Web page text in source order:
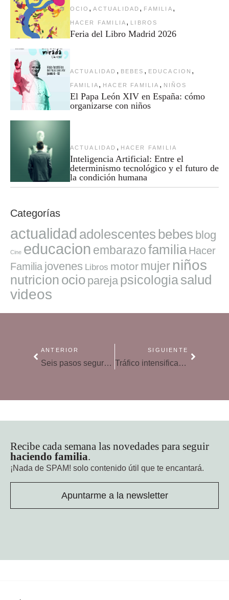
OCIO , ACTUALIDAD , FAMILIA ,
HACER FAMILIA , LIBROS
Feria del Libro Madrid 2026
ACTUALIDAD , BEBES , EDUCACION ,
FAMILIA , HACER FAMILIA , NIÑOS
El Papa León XIV en España: cómo
organizarse con niños
ACTUALIDAD , HACER FAMILIA
Inteligencia Artificial: Entre el
determinismo tecnológico y el futuro de
la condición humana
Categorías
actualidad adolescentes bebes blog
Cine educacion embarazofamilia Hacer
Familia jovenes Libros motor mujer niños
nutricion ocio pareja psicologiasalud
videos
ANTERIOR
Seis pasos seguros para mal educar a los hijos
SIGUIENTE
Tráfico intensifica los controles sobre el uso del cinturón y sillitas infantiles
Recibe cada semana las novedades para seguir
haciendo familia.
¡Nada de SPAM! solo contenido útil que te encantará.
Apuntarme a la newsletter